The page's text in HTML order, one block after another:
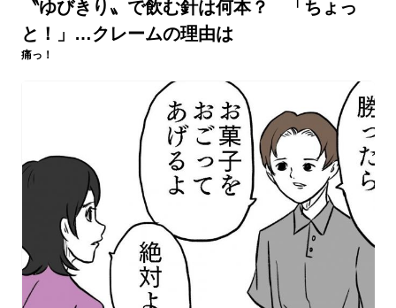
〝ゆびきり〟で飲む針は何本？ 「ちょっ
と！」…クレームの理由は
痛っ！